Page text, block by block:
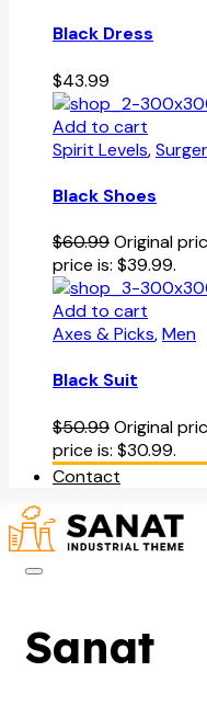
Black Dress
$43.99
Add to cart
Spirit Levels,
Black Shoes
$60.99Original
price is: $39.99.
Add to cart
Axes & Picks,Men
Black Suit
$50.99Original
price is: $30.99.
Contact
Sanat